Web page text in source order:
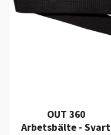
OUT 360
Arbetsbälte - Svart